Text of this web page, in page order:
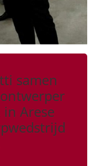
samen
in Arese